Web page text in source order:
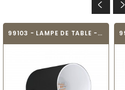
99103 - LAMPE DE TABLE - VILLABATE 1